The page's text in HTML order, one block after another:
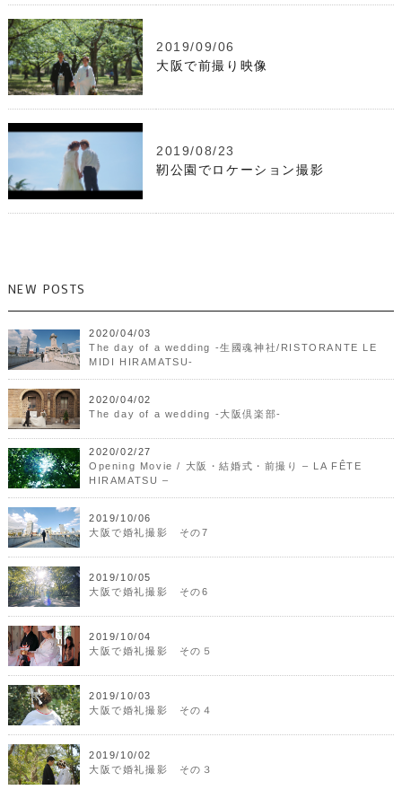
2019/09/06
大阪で前撮り映像
2019/08/23
靭公園でロケーション撮影
NEW POSTS
2020/04/03
The day of a wedding -生國魂神社/RISTORANTE LE
MIDI HIRAMATSU-
2020/04/02
The day of a wedding -大阪倶楽部-
2020/02/27
Opening Movie / 大阪・結婚式・前撮り – LA FÊTE
HIRAMATSU –
2019/10/06
大阪で婚礼撮影 その7
2019/10/05
大阪で婚礼撮影 その6
2019/10/04
大阪で婚礼撮影 その５
2019/10/03
大阪で婚礼撮影 その４
2019/10/02
大阪で婚礼撮影 その３